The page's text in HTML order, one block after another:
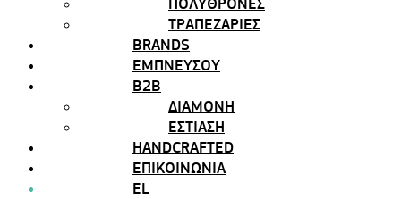
ΠΟΛΥΘΡΟΝΕΣ
ΤΡΑΠΕΖΑΡΙΕΣ
BRANDS
ΕΜΠΝΕΥΣΟΥ
B2B
ΔΙΑΜΟΝΗ
ΕΣΤΙΑΣΗ
HANDCRAFTED
ΕΠΙΚΟΙΝΩΝΙΑ
EL